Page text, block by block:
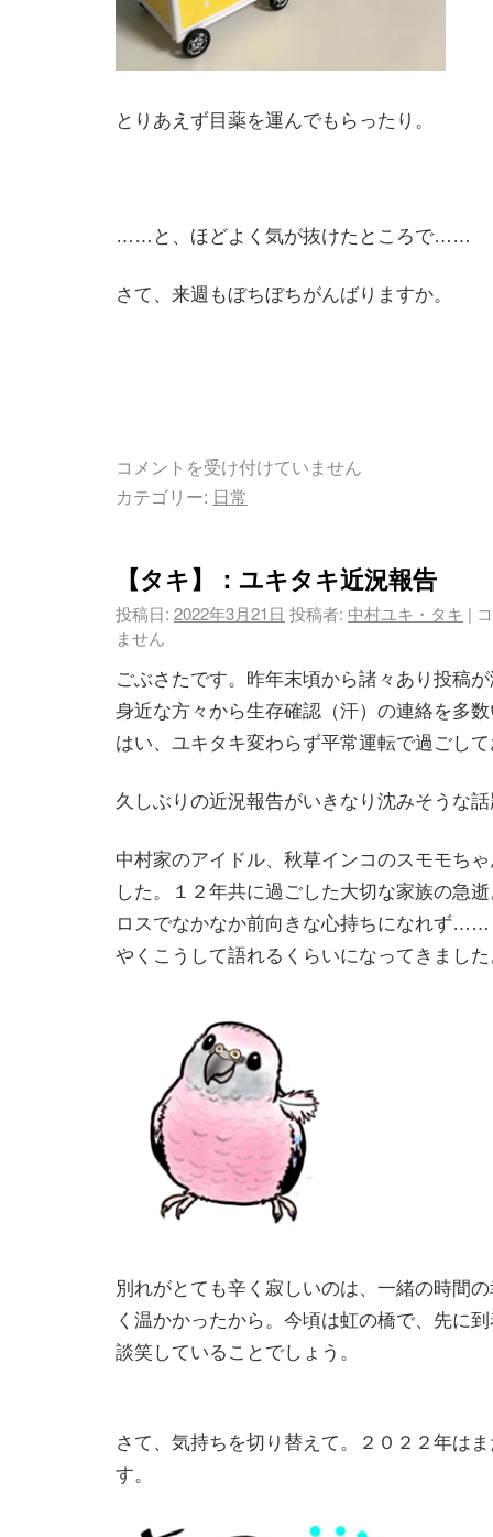
とりあえず目薬を運んでもらったり。
……と、ほどよく気が抜けたところで……
さて、来週もぼちぼちがんばりますか。
コメントを受け付けていません
カテゴリー: 日常
【タキ】：ユキタキ近況報告
投稿日: 2022年3月21日 投稿者: 中村ユキ・タキ |
ません
ごぶさたです。昨年末頃から諸々あり投稿
身近な方々から生存確認（汗）の連絡を多
はい、ユキタキ変わらず平常運転で過ごし
久しぶりの近況報告がいきなり沈みそうな
中村家のアイドル、秋草インコのスモモち
した。１２年共に過ごした大切な家族の急
ロスでなかなか前向きな心持ちになれず
やくこうして語れるくらいになってきまし
別れがとても辛く寂しいのは、一緒の時間
く温かかったから。今頃は虹の橋で、先に
談笑していることでしょう。
さて、気持ちを切り替えて。２０２２年は
す。